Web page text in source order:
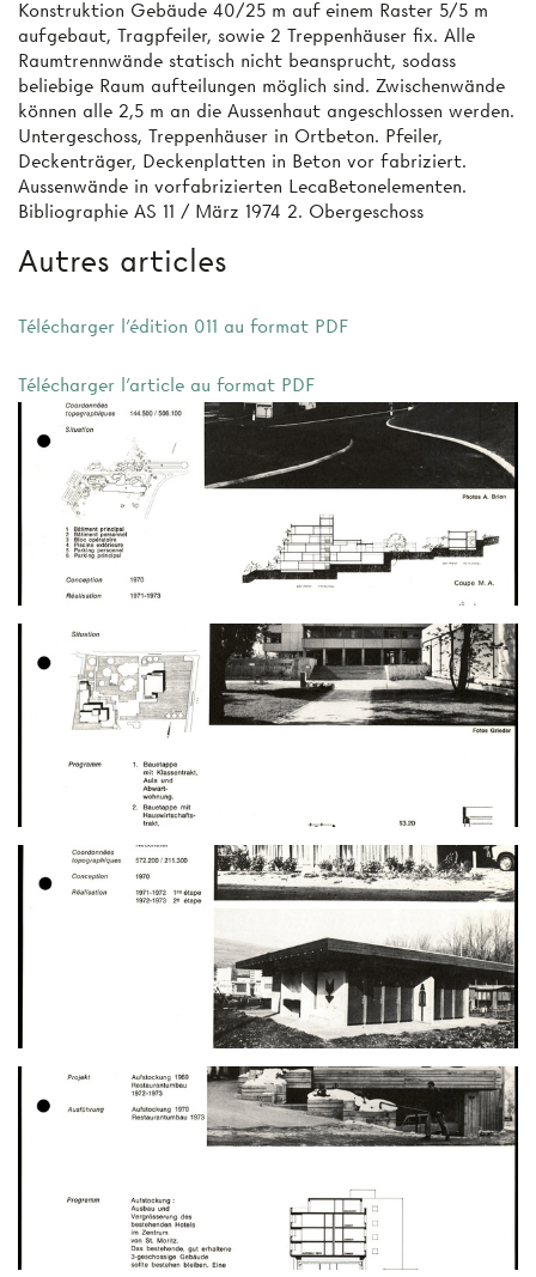
Konstruktion Gebäude 40/25 m auf einem Raster 5/5 m
aufgebaut, Tragpfeiler, sowie 2 Treppenhäuser fix. Alle
Raumtrennwände statisch nicht beansprucht, sodass
beliebige Raum­ aufteilungen möglich sind. Zwischenwände
können alle 2,5 m an die Aussenhaut angeschlossen werden.
Untergeschoss, Treppenhäuser in Ortbeton. Pfeiler,
Deckenträger, Deckenplatten in Beton vor­ fabriziert.
Aussenwände in vorfabrizierten LecaBetonelementen.
Bibliographie AS 11 / März 1974 2. Obergeschoss
Autres articles
Télécharger l'édition 011 au format PDF
Télécharger l'article au format PDF